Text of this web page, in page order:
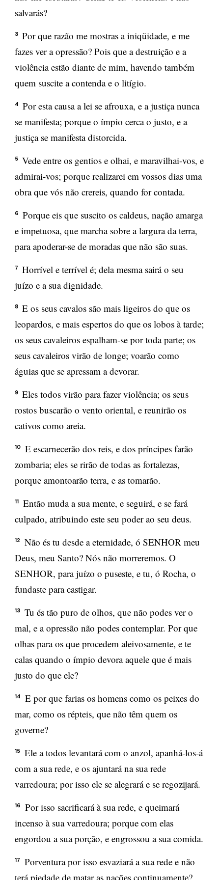
salvarás?
3
Por que razão me mostras a iniqüidade, e me
fazes ver a opressão? Pois que a destruição e a
violência estão diante de mim, havendo também
quem suscite a contenda e o litígio.
4
Por esta causa a lei se afrouxa, e a justiça nunca
se manifesta; porque o ímpio cerca o justo, e a
justiça se manifesta distorcida.
5
Vede entre os gentios e olhai, e maravilhai-vos, e
admirai-vos; porque realizarei em vossos dias uma
obra que vós não crereis, quando for contada.
6
Porque eis que suscito os caldeus, nação amarga
e impetuosa, que marcha sobre a largura da terra,
para apoderar-se de moradas que não são suas.
7
Horrível e terrível é; dela mesma sairá o seu
juízo e a sua dignidade.
8
E os seus cavalos são mais ligeiros do que os
leopardos, e mais espertos do que os lobos à tarde;
os seus cavaleiros espalham-se por toda parte; os
seus cavaleiros virão de longe; voarão como
águias que se apressam a devorar.
9
Eles todos virão para fazer violência; os seus
rostos buscarão o vento oriental, e reunirão os
cativos como areia.
10
E escarnecerão dos reis, e dos príncipes farão
zombaria; eles se rirão de todas as fortalezas,
porque amontoarão terra, e as tomarão.
11
Então muda a sua mente, e seguirá, e se fará
culpado, atribuindo este seu poder ao seu deus.
12
Não és tu desde a eternidade, ó SENHOR meu
Deus, meu Santo? Nós não morreremos. O
SENHOR, para juízo o puseste, e tu, ó Rocha, o
fundaste para castigar.
13
Tu és tão puro de olhos, que não podes ver o
mal, e a opressão não podes contemplar. Por que
olhas para os que procedem aleivosamente, e te
calas quando o ímpio devora aquele que é mais
justo do que ele?
14
E por que farias os homens como os peixes do
mar, como os répteis, que não têm quem os
governe?
15
Ele a todos levantará com o anzol, apanhá-los-á
com a sua rede, e os ajuntará na sua rede
varredoura; por isso ele se alegrará e se regozijará.
16
Por isso sacrificará à sua rede, e queimará
incenso à sua varredoura; porque com elas
engordou a sua porção, e engrossou a sua comida.
17
Porventura por isso esvaziará a sua rede e não
terá piedade de matar as nações continuamente?